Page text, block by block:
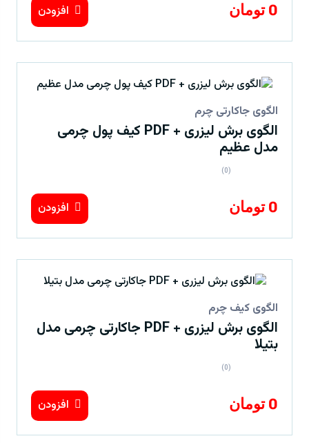
0 تومان افزودن
الگوی جاکارتی چرم
الگوی برش لیزری + PDF کیف پول چرمی
مدل عظیم
(0)
0 تومان افزودن
الگوی کیف چرم
الگوی برش لیزری + PDF جاکارتی چرمی مدل
بتیلا
(0)
0 تومان افزودن